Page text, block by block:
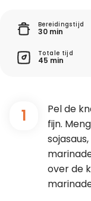
Bereidingstijd
30 min
Totale tijd
45 min
1
Pel de
fijn.
over de